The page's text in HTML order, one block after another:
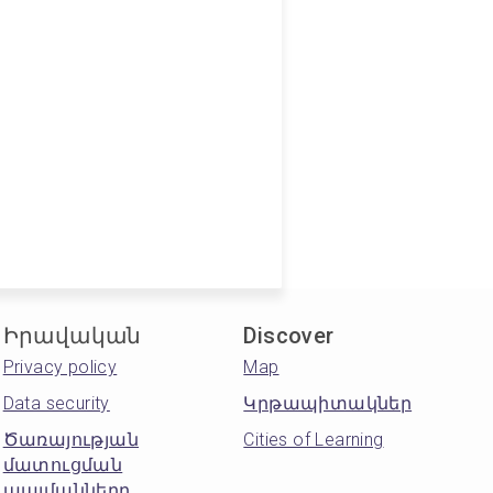
Իրավական
Privacy policy
Data security
Ծառայության
մատուցման
Discover
Map
Կրթապիտակներ
Cities of Learning